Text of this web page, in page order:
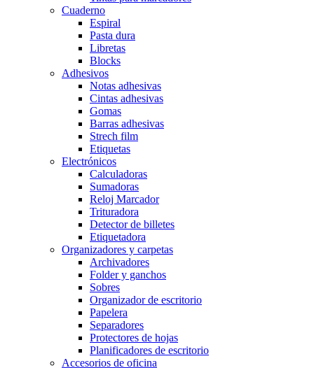
Cuaderno
Espiral
Pasta dura
Libretas
Blocks
Adhesivos
Notas adhesivas
Cintas adhesivas
Gomas
Barras adhesivas
Strech film
Etiquetas
Electrónicos
Calculadoras
Sumadoras
Reloj Marcador
Trituradora
Detector de billetes
Etiquetadora
Organizadores y carpetas
Archivadores
Folder y ganchos
Sobres
Organizador de escritorio
Papelera
Separadores
Protectores de hojas
Planificadores de escritorio
Accesorios de oficina